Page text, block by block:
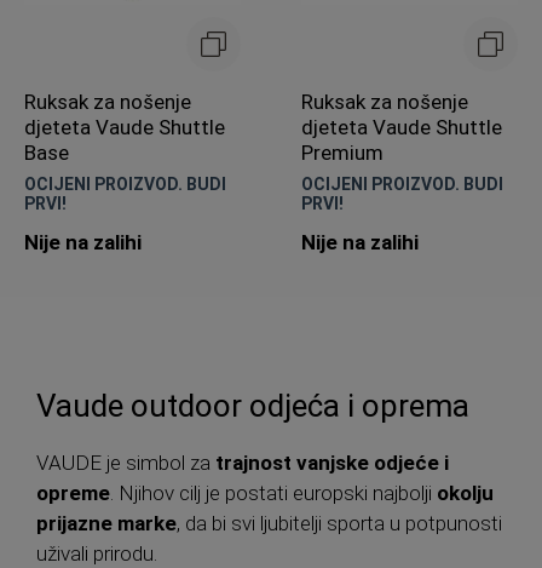
Ruksak za nošenje
djeteta Vaude Shuttle
Base
OCIJENI PROIZVOD. BUDI
PRVI!
Nije na zalihi
Ruksak za nošenje
djeteta Vaude Shuttle
Premium
OCIJENI PROIZVOD. BUDI
PRVI!
Nije na zalihi
Vaude outdoor odjeća i oprema
VAUDE je simbol za trajnost vanjske odjeće i
opreme. Njihov cilj je postati europski najbolji okolju
prijazne marke, da bi svi ljubitelji sporta u potpunosti
uživali prirodu.